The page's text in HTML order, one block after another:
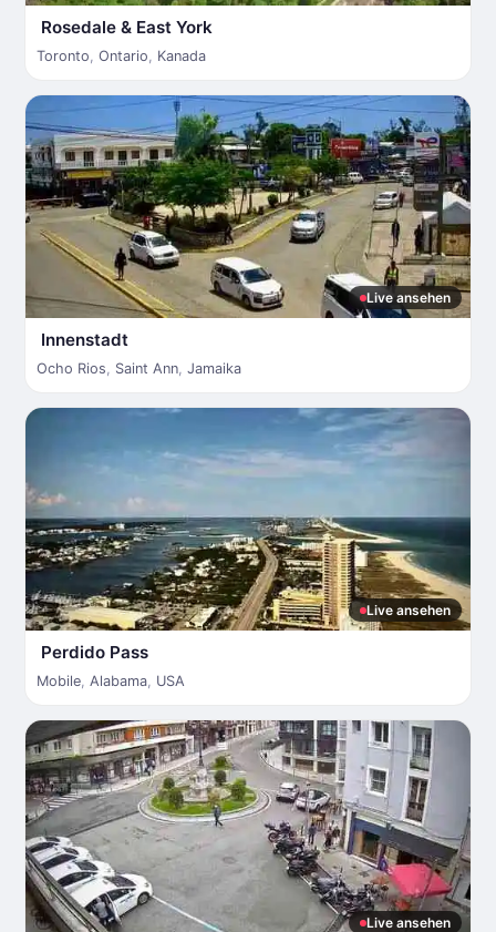
Rosedale & East York
Toronto, Ontario, Kanada
Live ansehen
Innenstadt
Ocho Rios, Saint Ann, Jamaika
Live ansehen
Perdido Pass
Mobile, Alabama, USA
Live ansehen